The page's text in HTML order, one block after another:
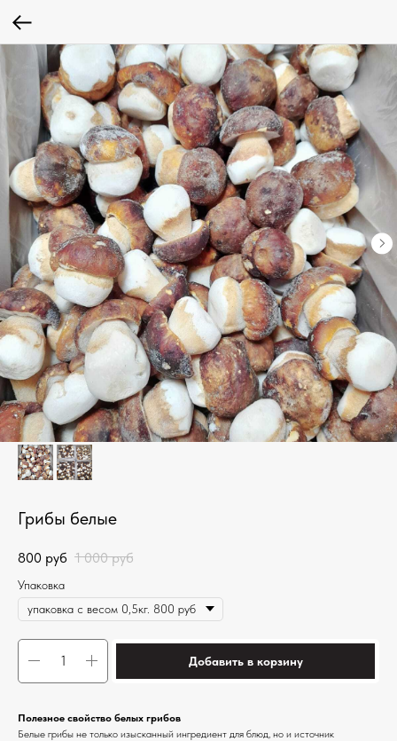
Грибы белые
800 руб 1 000 руб
Упаковка
Добавить в корзину
Полезное свойство белых грибов
Белые грибы не только изысканный ингредиент для блюд, но и источник